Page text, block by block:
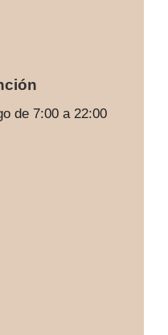
de 7:00 a 22:00